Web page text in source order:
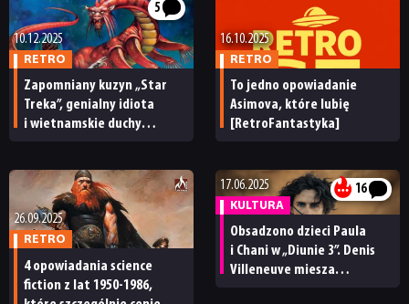
5
10.12.2025
RETRO
Zapomniany kuzyn „Star
Treka”, genialny idiota
i wietnamskie duchy
16.10.2025
RETRO
To jedno opowiadanie
Asimova, które lubię
[RetroFantastyka]
26.09.2025
RETRO
4 opowiadania science
fiction z lat 1950-1986,
16
17.06.2025
KULTURA
Obsadzono dzieci Paula
i Chani w „Diunie 3”. Denis
Villeneuve miesza